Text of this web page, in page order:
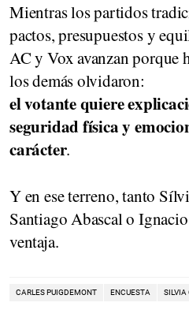
Mientras los partidos
pactos, presupuestos y
AC y Vox avanzan porque
los demás olvidaron:
el votante quiere
seguridad física y
carácter.
Y en ese terreno, tanto
Santiago Abascal o
ventaja.
CARLES PUIGDEMONT ENCUESTA SILVIA